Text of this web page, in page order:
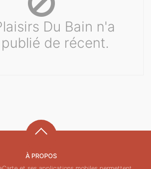
Du Bain n'a
de récent.
À PROPOS